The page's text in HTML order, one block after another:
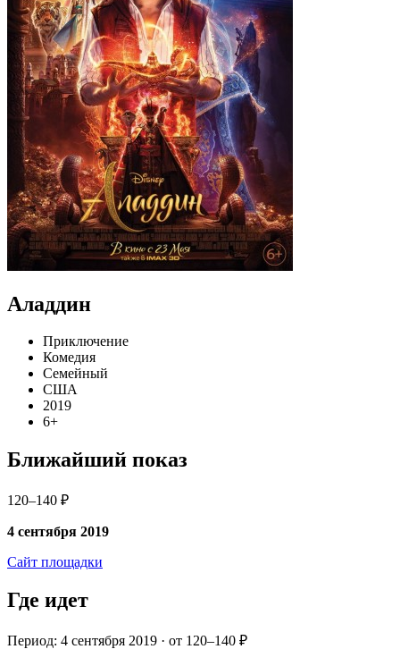
Аладдин
Приключение
Комедия
Семейный
США
2019
6+
Ближайший показ
120–140 ₽
4 сентября 2019
Сайт площадки
Где идет
Период: 4 сентября 2019 · от 120–140 ₽